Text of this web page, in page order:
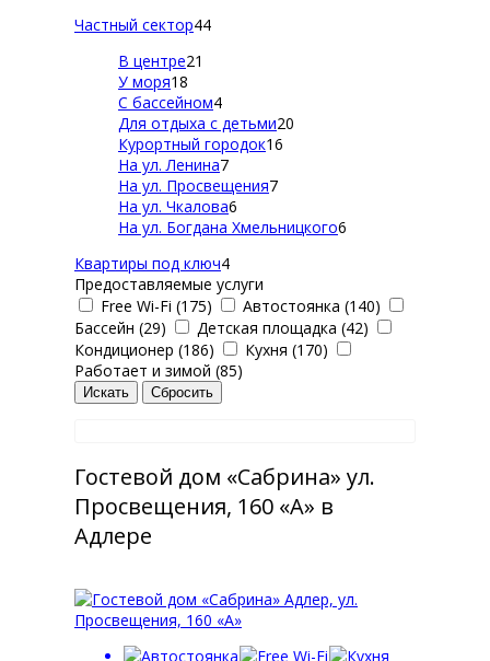
Частный сектор44
В центре21
У моря18
С бассейном4
Для отдыха с детьми20
Курортный городок16
На ул. Ленина7
На ул. Просвещения7
На ул. Чкалова6
На ул. Богдана Хмельницкого6
Квартиры под ключ4
Предоставляемые услуги
Free Wi-Fi (175)
Автостоянка (140)
Бассейн (29)
Детская площадка (42)
Кондиционер (186)
Кухня (170)
Работает и зимой (85)
Гостевой дом «Сабрина» ул.
Просвещения, 160 «А» в
Адлере